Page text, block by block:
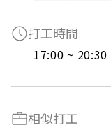
打工時間
17:00 ~
相似打工